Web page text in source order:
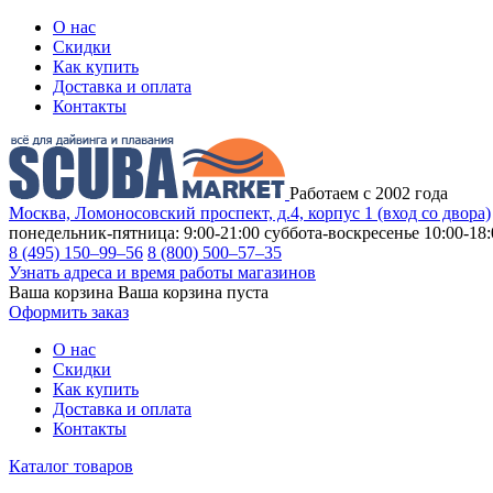
О нас
Скидки
Как купить
Доставка и оплата
Контакты
Работаем с 2002 года
Москва, Ломоносовский проспект, д.4, корпус 1 (вход со двора)
понедельник-пятница: 9:00-21:00 суббота-воскресенье 10:00-
8 (495) 150–99–56 8 (800) 500–57–35
Узнать адреса и время работы магазинов
Ваша корзина Ваша корзина пуста
Оформить заказ
О нас
Скидки
Как купить
Доставка и оплата
Контакты
Каталог товаров